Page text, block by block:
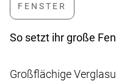
So setzt ihr große
Großflächige